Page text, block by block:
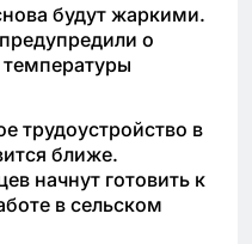
будут жаркими.
о
трудоустройство в
ближе.
начнут готовить к
в сельском